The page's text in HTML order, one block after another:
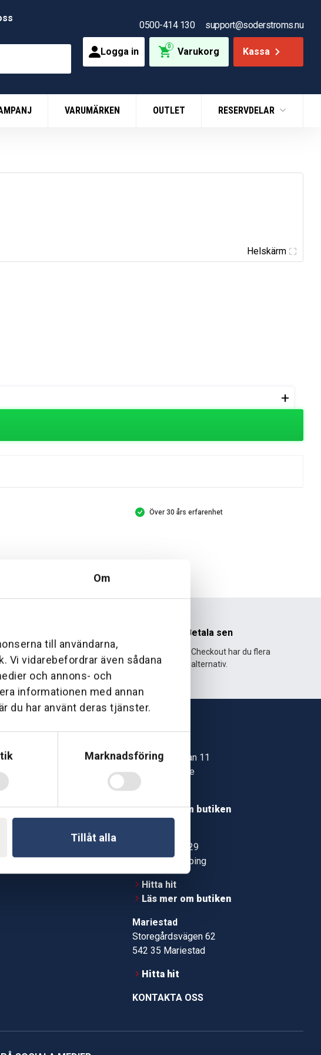
Om
till användarna,
Vi vidarebefordrar även sådana
och annons- och
informationen med annan
du har använt deras tjänster.
Marknadsföring
Tillåt alla
0500-414 130 support@soderstroms.nu
Logga in 0 Varukorg Kassa
VARUMÄRKEN OUTLET RESERVDELAR
Helskärm
+
Över 30 års erfarenhet
haft en god tillväxt.
Betala sen
Med Klarna Checkout har du flera
alternativ.
0500-414 130
Jonstorpsgatan 11
549 37 Skövde
Läs mer om butiken
Kämpevägen 29
553 02 Jönköping
Hitta hit
Läs mer om butiken
Mariestad
Storegårdsvägen 62
542 35 Mariestad
Hitta hit
KONTAKTA OSS